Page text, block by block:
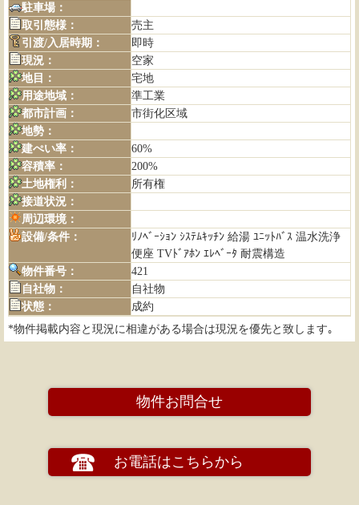
駐車場：
取引態様：
売主
引渡/入居時期：
即時
現況：
空家
地目：
宅地
用途地域：
準工業
都市計画：
市街化区域
地勢：
建ぺい率：
60%
容積率：
200%
土地権利：
所有権
接道状況：
周辺環境：
設備/条件：
ﾘﾉﾍﾞｰｼｮﾝ ｼｽﾃﾑｷｯﾁﾝ 給湯 ﾕﾆｯﾄﾊﾞｽ 温水洗浄
便座 TVﾄﾞｱﾎﾝ ｴﾚﾍﾞｰﾀ 耐震構造
物件番号：
421
自社物：
自社物
状態：
成約
*物件掲載内容と現況に相違がある場合は現況を優先と致します｡
物件お問合せ
お電話はこちらから